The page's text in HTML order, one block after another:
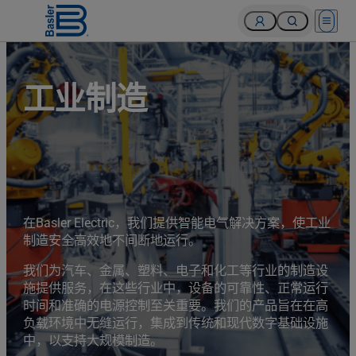
Open
工业制造
在Basler Electric，我们提供智能电气解决方案，使工业
制造安全高效地不间断地运行。
我们为汽车、金属、塑料、电子和化工等行业的制造设
施提供服务，在这些行业中，设备的可靠性、正常运行
时间和准确的电源控制至关重要。我们的产品旨在在高
负载环境中无缝运行，集成到传统和现代数字基础设施
中，以支持大规模制造。